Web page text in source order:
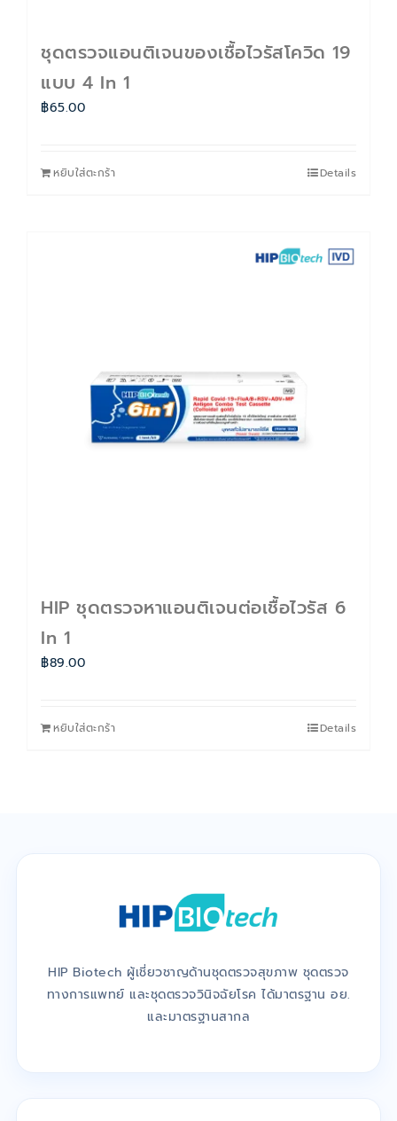
ชุดตรวจแอนติเจนของเชื้อไวรัสโควิด 19
แบบ 4 In 1
฿65.00
หยิบใส่ตะกร้า Details
HIP ชุดตรวจหาแอนติเจนต่อเชื้อไวรัส 6
In 1
฿89.00
หยิบใส่ตะกร้า Details
HIP Biotech ผู้เชี่ยวชาญด้านชุดตรวจสุขภาพ ชุดตรวจ
ทางการแพทย์ และชุดตรวจวินิจฉัยโรค ได้มาตรฐาน อย.
และมาตรฐานสากล